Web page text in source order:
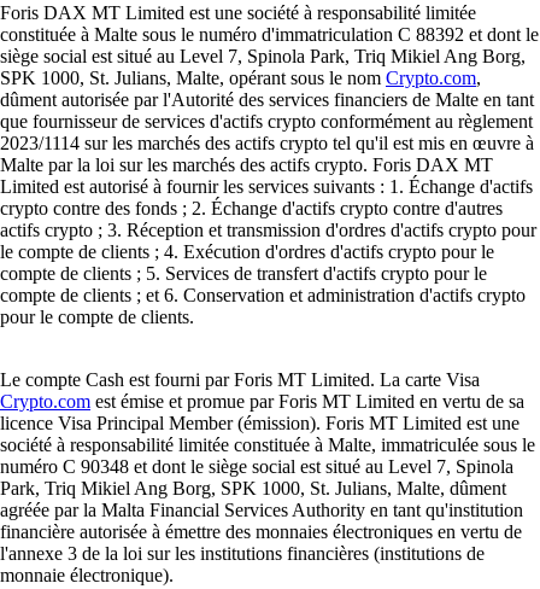
Foris DAX MT Limited est une société à responsabilité limitée
constituée à Malte sous le numéro d'immatriculation C 88392 et dont le
siège social est situé au Level 7, Spinola Park, Triq Mikiel Ang Borg,
SPK 1000, St. Julians, Malte, opérant sous le nom Crypto.com,
dûment autorisée par l'Autorité des services financiers de Malte en tant
que fournisseur de services d'actifs crypto conformément au règlement
2023/1114 sur les marchés des actifs crypto tel qu'il est mis en œuvre à
Malte par la loi sur les marchés des actifs crypto. Foris DAX MT
Limited est autorisé à fournir les services suivants : 1. Échange d'actifs
crypto contre des fonds ; 2. Échange d'actifs crypto contre d'autres
actifs crypto ; 3. Réception et transmission d'ordres d'actifs crypto pour
le compte de clients ; 4. Exécution d'ordres d'actifs crypto pour le
compte de clients ; 5. Services de transfert d'actifs crypto pour le
compte de clients ; et 6. Conservation et administration d'actifs crypto
pour le compte de clients.
Le compte Cash est fourni par Foris MT Limited. La carte Visa
Crypto.com est émise et promue par Foris MT Limited en vertu de sa
licence Visa Principal Member (émission). Foris MT Limited est une
société à responsabilité limitée constituée à Malte, immatriculée sous le
numéro C 90348 et dont le siège social est situé au Level 7, Spinola
Park, Triq Mikiel Ang Borg, SPK 1000, St. Julians, Malte, dûment
agréée par la Malta Financial Services Authority en tant qu'institution
financière autorisée à émettre des monnaies électroniques en vertu de
l'annexe 3 de la loi sur les institutions financières (institutions de
monnaie électronique).